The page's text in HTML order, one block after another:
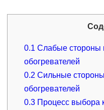
0.1 Слабые стороны
обогревателей
0.2 Сильные
обогревателей
0.3 Процесс выбора